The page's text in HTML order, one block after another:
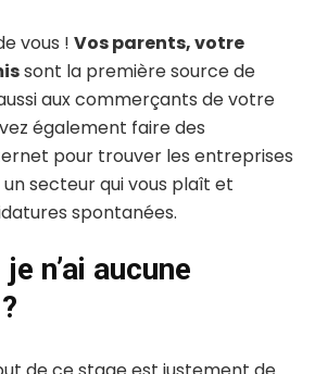
vous ! Vos parents, votre
sont la première source de
aux commerçants de votre
également faire des
pour trouver les entreprises
secteur qui vous plaît et
spontanées.
n’ai aucune